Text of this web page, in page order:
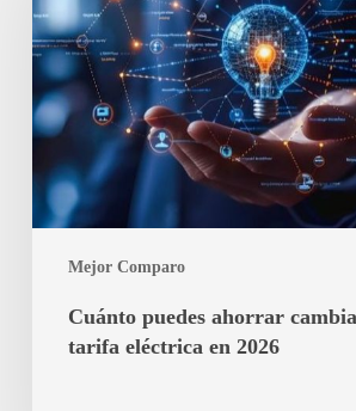
Mejor Comparo
cambiando
de
tarifa
eléctrica
en
2026
Cuánto puedes ahorrar
tarifa eléctrica en 2026